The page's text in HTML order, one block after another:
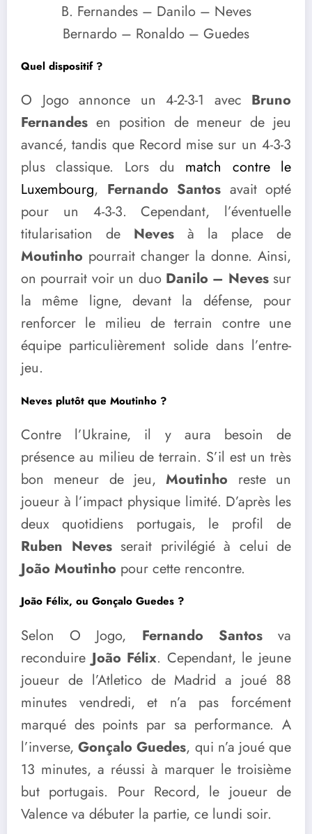
B. Fernandes – Danilo – Neves
Bernardo – Ronaldo – Guedes
Quel dispositif ?
O Jogo annonce un 4-2-3-1 avec Bruno
Fernandes en position de meneur de jeu
avancé, tandis que Record mise sur un 4-3-3
plus classique. Lors du match contre le
Luxembourg, Fernando Santos avait opté
pour un 4-3-3. Cependant, l’éventuelle
titularisation de Neves à la place de
Moutinho pourrait changer la donne. Ainsi,
on pourrait voir un duo Danilo – Nevessur
la même ligne, devant la défense, pour
renforcer le milieu de terrain contre une
équipe particulièrement solide dans l’entre-
jeu.
Neves plutôt que Moutinho ?
Contre l’Ukraine, il y aura besoin de
présence au milieu de terrain. S’il est un très
bon meneur de jeu,Moutinho reste un
joueur à l’impact physique limité. D’après les
deux quotidiens portugais, le profil de
Ruben Nevesserait privilégié à celui de
João Moutinho pour cette rencontre.
João Félix, ou Gonçalo Guedes ?
Selon O Jogo, Fernando Santosva
reconduire João Félix. Cependant, le jeune
joueur de l’Atletico de Madrid a joué 88
minutes vendredi, et n’a pas forcément
marqué des points par sa performance. A
l’inverse,Gonçalo Guedes, qui n’a joué que
13 minutes, a réussi à marquer le troisième
but portugais. Pour Record, le joueur de
Valence va débuter la partie, ce lundi soir.